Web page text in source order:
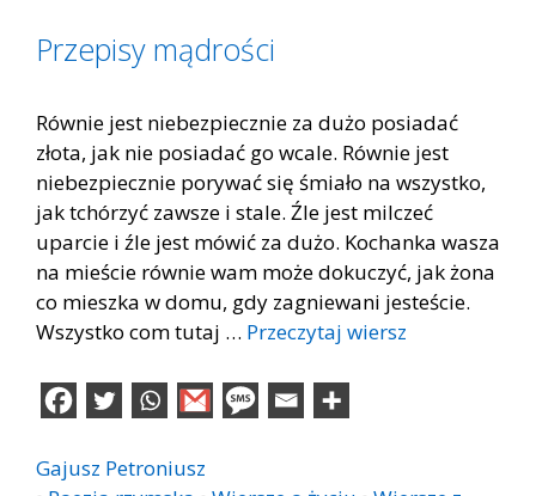
Przepisy mądrości
Równie jest niebezpiecznie za dużo posiadać
złota, jak nie posiadać go wcale. Równie jest
niebezpiecznie porywać się śmiało na wszystko,
jak tchórzyć zawsze i stale. Źle jest milczeć
uparcie i źle jest mówić za dużo. Kochanka wasza
na mieście równie wam może dokuczyć, jak żona
co mieszka w domu, gdy zagniewani jesteście.
Wszystko com tutaj … Przeczytaj wiersz
Gajusz Petroniusz